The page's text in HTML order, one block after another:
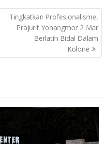
Tingkatkan Profesionalisme,
Prajurit Yonangmor 2 Mar
Berlatih Bidal Dalam
Kolone